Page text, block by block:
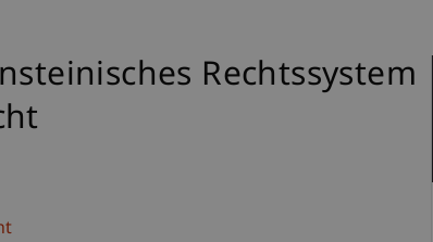
Rechtssystem